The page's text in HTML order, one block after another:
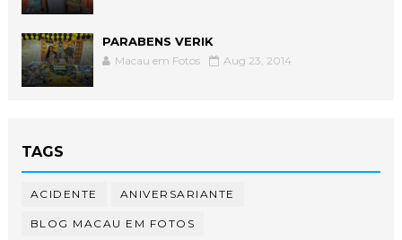
PARABENS VERIK
Macau em Fotos Aug 23, 2014
TAGS
ACIDENTE ANIVERSARIANTE
BLOG MACAU EM FOTOS